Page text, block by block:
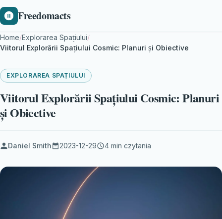
Freedomacts
Home/Explorarea Spațiului/
Viitorul Explorării Spațiului Cosmic: Planuri și Obiective
EXPLORAREA SPAȚIULUI
Viitorul Explorării Spațiului Cosmic: Planuri
și Obiective
Daniel Smith 2023-12-29 4 min czytania